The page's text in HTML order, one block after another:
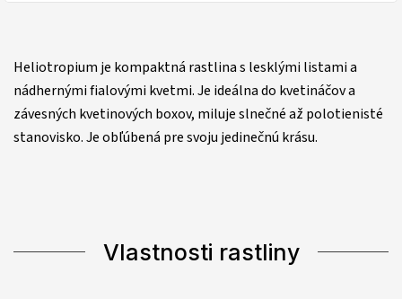
Heliotropium je kompaktná rastlina s lesklými listami a
nádhernými fialovými kvetmi. Je ideálna do kvetináčov a
závesných kvetinových boxov, miluje slnečné až polotienisté
stanovisko. Je obľúbená pre svoju jedinečnú krásu.
Vlastnosti rastliny